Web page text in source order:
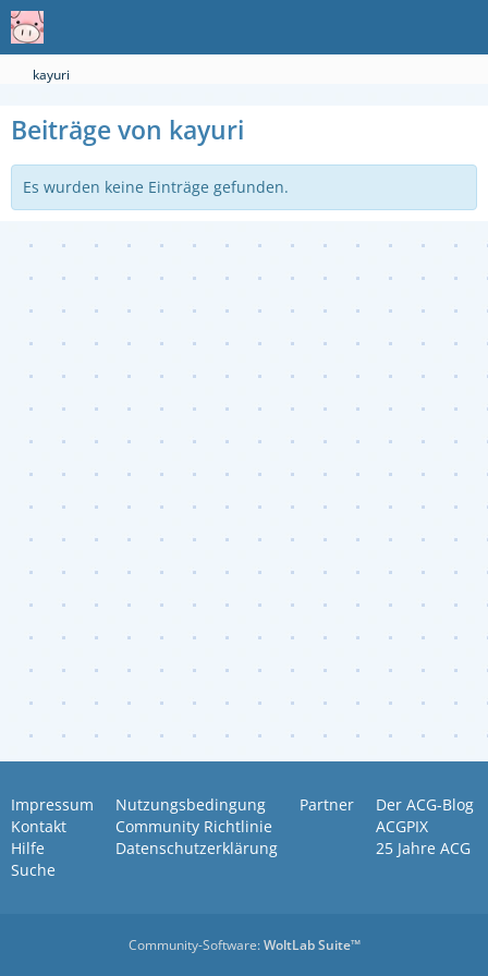
kayuri
Beiträge von kayuri
Es wurden keine Einträge gefunden.
Impressum
Kontakt
Hilfe
Suche
Nutzungsbedingung
Community Richtlinie
Datenschutzerklärung
Partner
Der ACG-Blog
ACGPIX
25 Jahre ACG
Community-Software:WoltLab Suite™